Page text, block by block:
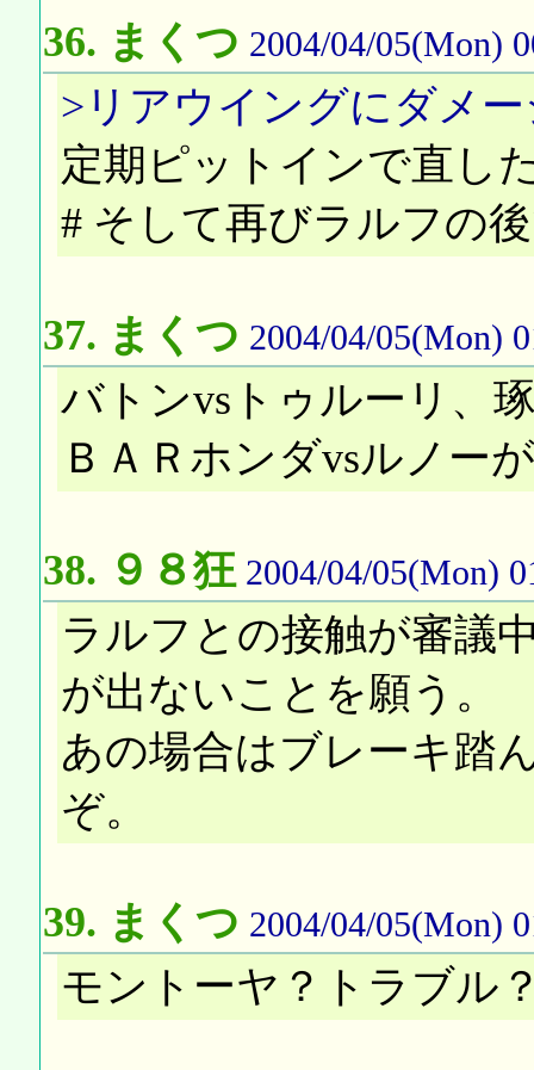
36. まくつ 2004/04/05(Mon)
>リアウイングにダメー
定期ピットインで直し
# そして再びラルフの
37. まくつ 2004/04/05(Mon)
バトンvsトゥルーリ、
ＢＡＲホンダvsルノー
38. ９８狂 2004/04/05(Mon)
ラルフとの接触が審議
が出ないことを願う。
あの場合はブレーキ踏
ぞ。
39. まくつ 2004/04/05(Mon)
モントーヤ？トラブル